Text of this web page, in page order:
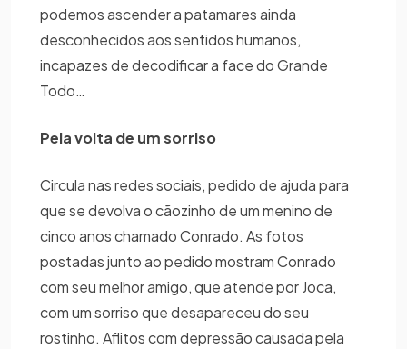
podemos ascender a patamares ainda
desconhecidos aos sentidos humanos,
incapazes de decodificar a face do Grande
Todo…
Pela volta de um sorriso
Circula nas redes sociais, pedido de ajuda para
que se devolva o cãozinho de um menino de
cinco anos chamado Conrado. As fotos
postadas junto ao pedido mostram Conrado
com seu melhor amigo, que atende por Joca,
com um sorriso que desapareceu do seu
rostinho. Aflitos com depressão causada pela